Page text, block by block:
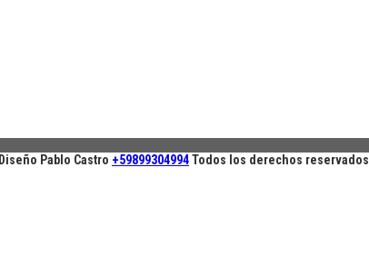
Diseño Pablo Castro +59899304994Todos los derechos reservados